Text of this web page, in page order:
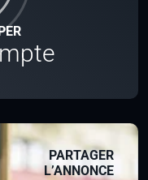
PARTAGER
L’ANNONCE